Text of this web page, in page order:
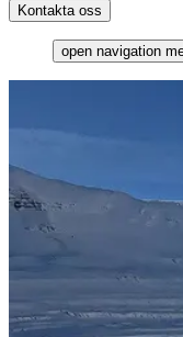
Kontakta oss
open navigation